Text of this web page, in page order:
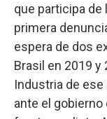
que participa de
primera
espera de dos
Brasil en 2019 y
Industria de ese
ante el